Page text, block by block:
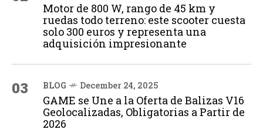
Motor de 800 W, rango de 45 km y
ruedas todo terreno: este scooter cuesta
solo 300 euros y representa una
adquisición impresionante
03 BLOG December 24, 2025
GAME se Une a la Oferta de Balizas V16
Geolocalizadas, Obligatorias a Partir de
2026